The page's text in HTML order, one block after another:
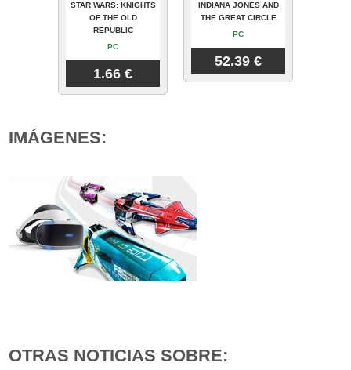
STAR WARS: KNIGHTS
OF THE OLD
REPUBLIC
PC
1.66 €
INDIANA JONES AND
THE GREAT CIRCLE
PC
52.39 €
IMÁGENES:
OTRAS NOTICIAS SOBRE: